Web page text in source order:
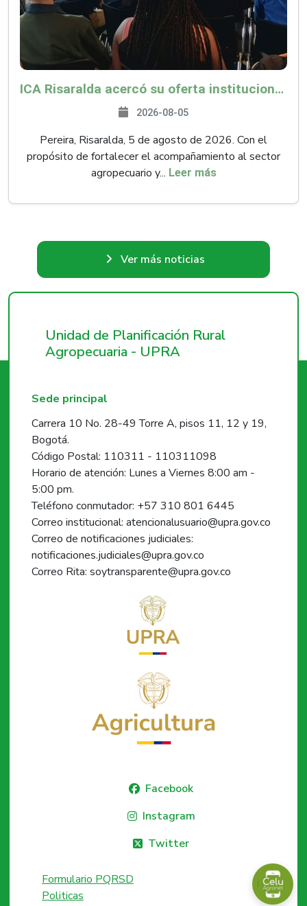
ICA Risaralda acercó su oferta institucional a productores y emprendedores en Expocamello
2026-08-05
Pereira, Risaralda, 5 de agosto de 2026. Con el
propósito de fortalecer el acompañamiento al sector
agropecuario y... Leer más
Ver más noticias
Unidad de Planificación Rural
Agropecuaria - UPRA
Sede principal
Carrera 10 No. 28-49 Torre A, pisos 11, 12 y 19,
Bogotá.
Código Postal: 110311 - 110311098
Horario de atención: Lunes a Viernes 8:00 am -
5:00 pm.
Teléfono conmutador: +57 310 801 6445
Correo institucional: atencionalusuario@upra.gov.co
Correo de notificaciones judiciales:
notificaciones.judiciales@upra.gov.co
Correo Rita: soytransparente@upra.gov.co
Facebook
Instagram
Twitter
Formulario PQRSD
Politicas